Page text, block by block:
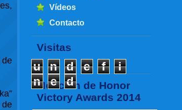
Vídeos
Contacto
Visitas
u n d e f
i
n
e d
Mención de Honor
Victory Awards 2014
de